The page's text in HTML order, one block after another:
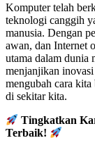
Komputer telah
teknologi canggih
manusia. Dengan
awan, dan Internet
utama dalam dunia
menjanjikan
mengubah cara
di sekitar kita.
Tingkatkan
Terbaik!